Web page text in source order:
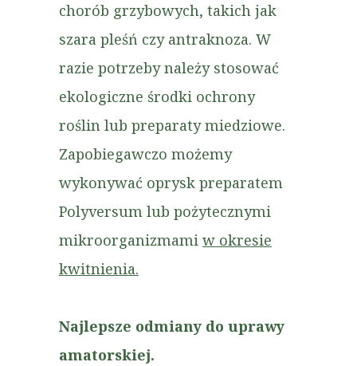
chorób grzybowych, takich jak
szara pleśń czy antraknoza. W
razie potrzeby należy stosować
ekologiczne środki ochrony
roślin lub preparaty miedziowe.
Zapobiegawczo możemy
wykonywać oprysk preparatem
Polyversum lub pożytecznymi
mikroorganizmami w okresie
kwitnienia.
Najlepsze odmiany do uprawy
amatorskiej.